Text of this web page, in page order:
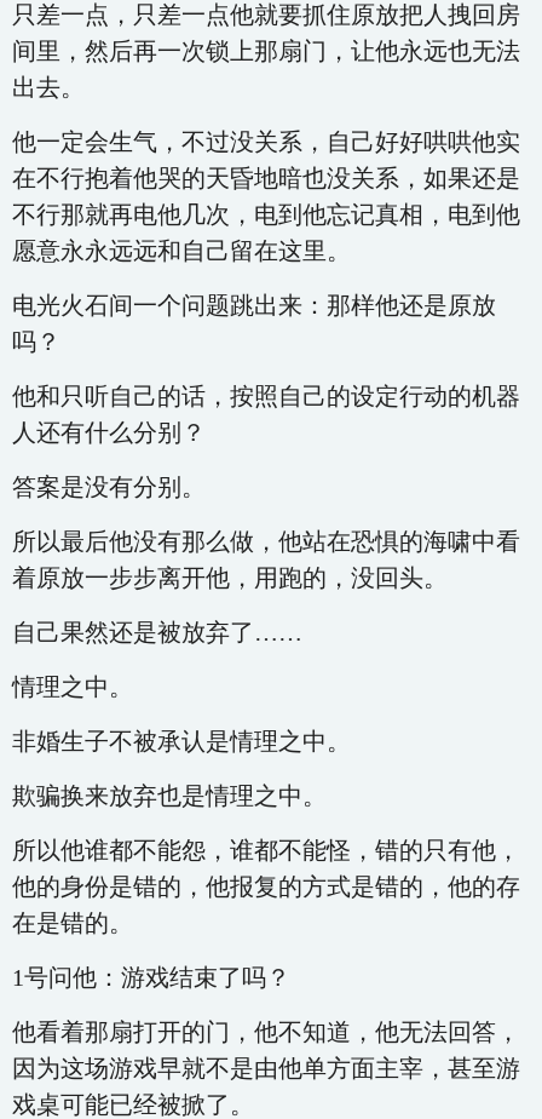
只差一点，只差一点他就要抓住原放把人拽回房
间里，然后再一次锁上那扇门，让他永远也无法
出去。
他一定会生气，不过没关系，自己好好哄哄他实
在不行抱着他哭的天昏地暗也没关系，如果还是
不行那就再电他几次，电到他忘记真相，电到他
愿意永永远远和自己留在这里。
电光火石间一个问题跳出来：那样他还是原放
吗？
他和只听自己的话，按照自己的设定行动的机器
人还有什么分别？
答案是没有分别。
所以最后他没有那么做，他站在恐惧的海啸中看
着原放一步步离开他，用跑的，没回头。
自己果然还是被放弃了……
情理之中。
非婚生子不被承认是情理之中。
欺骗换来放弃也是情理之中。
所以他谁都不能怨，谁都不能怪，错的只有他，
他的身份是错的，他报复的方式是错的，他的存
在是错的。
1号问他：游戏结束了吗？
他看着那扇打开的门，他不知道，他无法回答，
因为这场游戏早就不是由他单方面主宰，甚至游
戏桌可能已经被掀了。